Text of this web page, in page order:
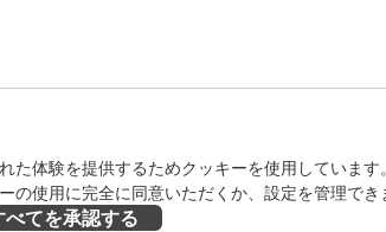
た体験を提供するためクッキーを使用していま
使用に完全に同意いただくか、設定を管理でき
べてを承認する